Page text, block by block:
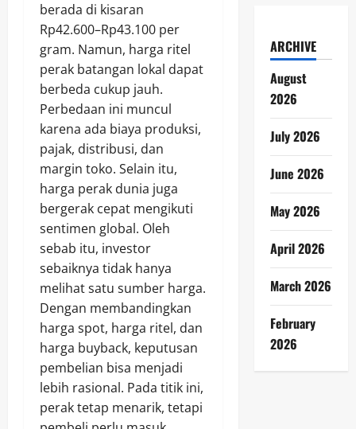
berada di kisaran
Rp42.600–Rp43.100 per
gram. Namun, harga ritel
perak batangan lokal dapat
berbeda cukup jauh.
Perbedaan ini muncul
karena ada biaya produksi,
pajak, distribusi, dan
margin toko. Selain itu,
harga perak dunia juga
bergerak cepat mengikuti
sentimen global. Oleh
sebab itu, investor
sebaiknya tidak hanya
melihat satu sumber harga.
Dengan membandingkan
harga spot, harga ritel, dan
harga buyback, keputusan
pembelian bisa menjadi
lebih rasional. Pada titik ini,
perak tetap menarik, tetapi
ARCHIVE
August
2026
July 2026
June 2026
May 2026
April 2026
March 2026
February
2026